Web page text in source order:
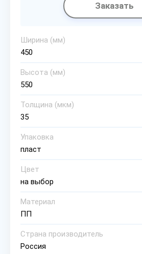
Заказать
Ширина (мм)
450
Высота (мм)
550
Толщина (мкм)
35
Упаковка
пласт
Цвет
на выбор
Материал
ПП
Страна производитель
Россия